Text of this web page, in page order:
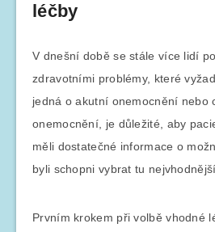
léčby
V dnešní době se stále více lidí
zdravotními problémy, které
jedná o akutní onemocnění nebo
onemocnění, je důležité, aby
měli dostatečné informace o
byli schopni vybrat tu
Prvním krokem při volbě vhodné